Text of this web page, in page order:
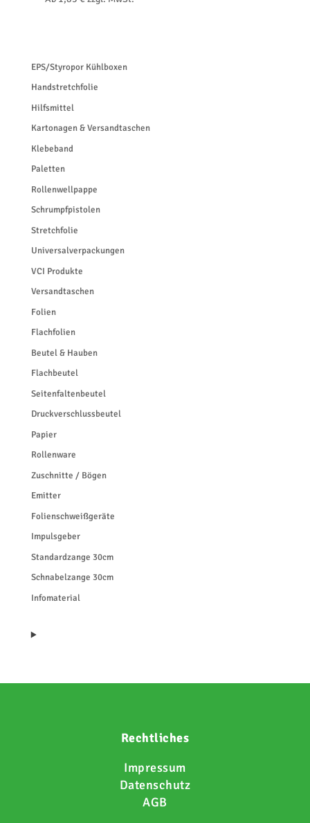
EPS/Styropor Kühlboxen
Handstretchfolie
Hilfsmittel
Kartonagen & Versandtaschen
Klebeband
Paletten
Rollenwellpappe
Schrumpfpistolen
Stretchfolie
Universalverpackungen
VCI Produkte
Versandtaschen
Folien
Flachfolien
Beutel & Hauben
Flachbeutel
Seitenfaltenbeutel
Druckverschlussbeutel
Papier
Rollenware
Zuschnitte / Bögen
Emitter
Folienschweißgeräte
Impulsgeber
Standardzange 30cm
Schnabelzange 30cm
Infomaterial
Rechtliches
Impressum
Datenschutz
AGB